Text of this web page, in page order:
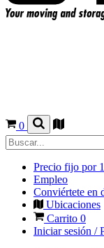
0
Precio fijo por
Empleo
Conviértete en
Ubicaciones
Carrito 0
Iniciar sesión /